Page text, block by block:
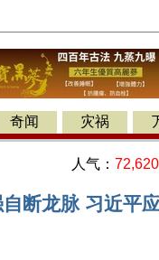
奇闻 灾祸
人气： 72,620
断龙脉 习近平应